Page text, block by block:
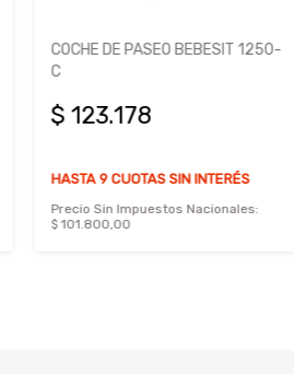
COCHE DE PASEO BEBESIT 1250-
C
$ 123.178
HASTA 9 CUOTAS SIN INTERÉS
Precio Sin Impuestos Nacionales:
$ 101.800,00